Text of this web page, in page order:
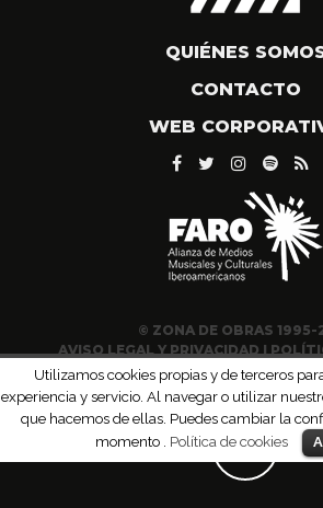
QUIÉNES
CONTACTO
WEB
© ZONA DE OBRAS 1995-
AVISO LEGAL Y PRIVACIDAD|
Utilizamos cookies propias y de terceros
experiencia y servicio. Al navegar o utilizar
que hacemos de ellas. Puedes cambiar la
momento . Política de cookies